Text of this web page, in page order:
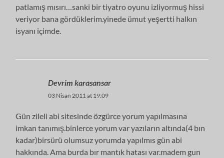
patlamış mısırı…sanki bir tiyatro oyunu izliyormuş hissi
veriyor bana gördüklerim.yinede ümut yeşertti halkın
isyanı içimde.
Devrim karasansar
03 Nisan 2011 at 19:09
Gün zileli abi sitesinde özgürce yorum yapılmasına
imkan tanımış.binlerce yorum var yazıların altında(4 bın
kadar)birsürü olumsuz yorumda yapılmıs gün abi
hakkında. Ama burda bır mantık hatası var.madem gun